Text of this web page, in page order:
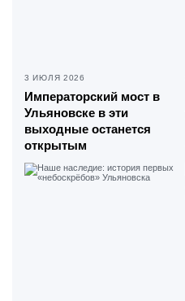
3 ИЮЛЯ 2026
Императорский мост в
Ульяновске в эти
выходные останется
открытым